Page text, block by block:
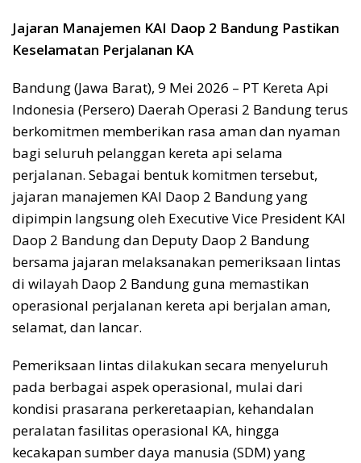
Jajaran Manajemen KAI Daop 2 Bandung Pastikan
Keselamatan Perjalanan KA
Bandung (Jawa Barat), 9 Mei 2026 – PT Kereta Api
Indonesia (Persero) Daerah Operasi 2 Bandung terus
berkomitmen memberikan rasa aman dan nyaman
bagi seluruh pelanggan kereta api selama
perjalanan. Sebagai bentuk komitmen tersebut,
jajaran manajemen KAI Daop 2 Bandung yang
dipimpin langsung oleh Executive Vice President KAI
Daop 2 Bandung dan Deputy Daop 2 Bandung
bersama jajaran melaksanakan pemeriksaan lintas
di wilayah Daop 2 Bandung guna memastikan
operasional perjalanan kereta api berjalan aman,
selamat, dan lancar.
Pemeriksaan lintas dilakukan secara menyeluruh
pada berbagai aspek operasional, mulai dari
kondisi prasarana perkeretaapian, kehandalan
peralatan fasilitas operasional KA, hingga
kecakapan sumber daya manusia (SDM) yang